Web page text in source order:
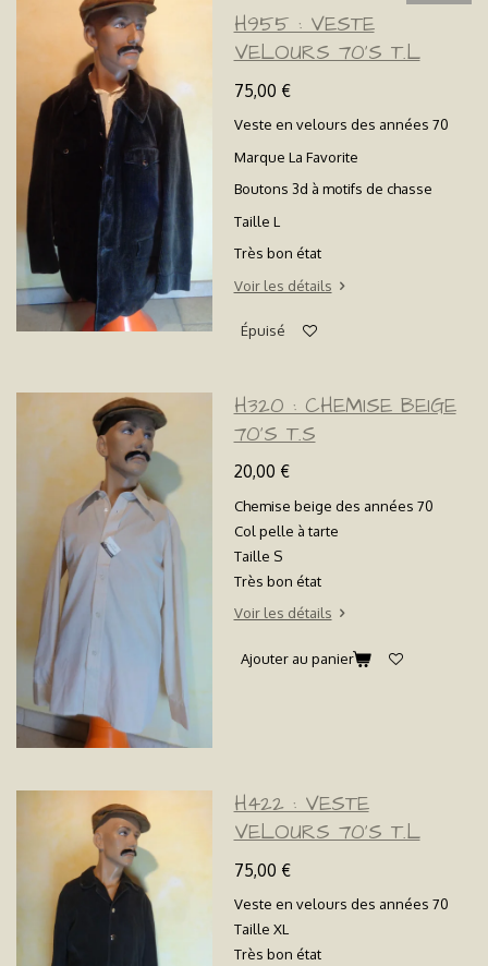
H955 : VESTE
VELOURS 70'S T.L
75,00 €
Veste en velours des années 70
Marque La Favorite
Boutons 3d à motifs de chasse
Taille L
Très bon état
Voir les détails
Épuisé
H320 : CHEMISE BEIGE
70'S T.S
20,00 €
Chemise beige des années 70
Col pelle à tarte
Taille S
Très bon état
Voir les détails
Ajouter au panier
H422 : VESTE
VELOURS 70'S T.L
75,00 €
Veste en velours des années 70
Taille XL
Très bon état